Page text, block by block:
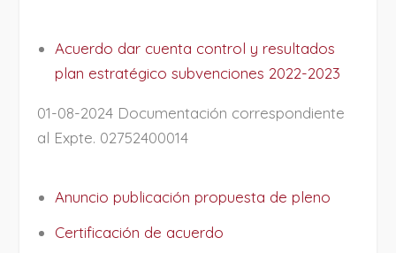
Acuerdo dar cuenta control y resultados
plan estratégico subvenciones 2022-2023
01-08-2024 Documentación correspondiente
al Expte. 02752400014
Anuncio publicación propuesta de pleno
Certificación de acuerdo